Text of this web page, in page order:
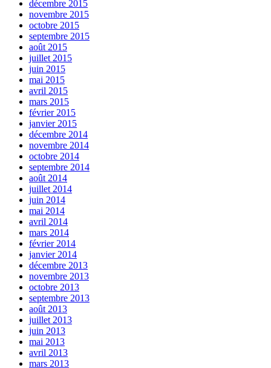
décembre 2015
novembre 2015
octobre 2015
septembre 2015
août 2015
juillet 2015
juin 2015
mai 2015
avril 2015
mars 2015
février 2015
janvier 2015
décembre 2014
novembre 2014
octobre 2014
septembre 2014
août 2014
juillet 2014
juin 2014
mai 2014
avril 2014
mars 2014
février 2014
janvier 2014
décembre 2013
novembre 2013
octobre 2013
septembre 2013
août 2013
juillet 2013
juin 2013
mai 2013
avril 2013
mars 2013